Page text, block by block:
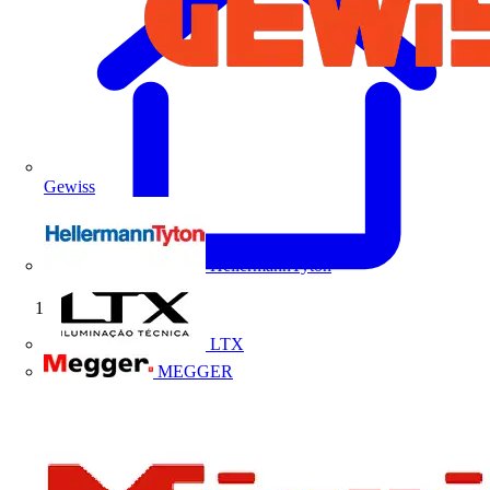
Gewiss
HellermannTyton
LTX
MEGGER
Início